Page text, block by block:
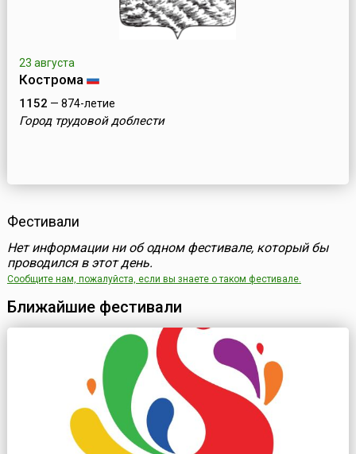
23 августа
Кострома
1152 — 874-летие
Город трудовой доблести
Фестивали
Нет информации ни об одном фестивале, который бы
проводился в этот день.
Сообщите нам, пожалуйста, если вы знаете о таком фестивале.
Ближайшие фестивали